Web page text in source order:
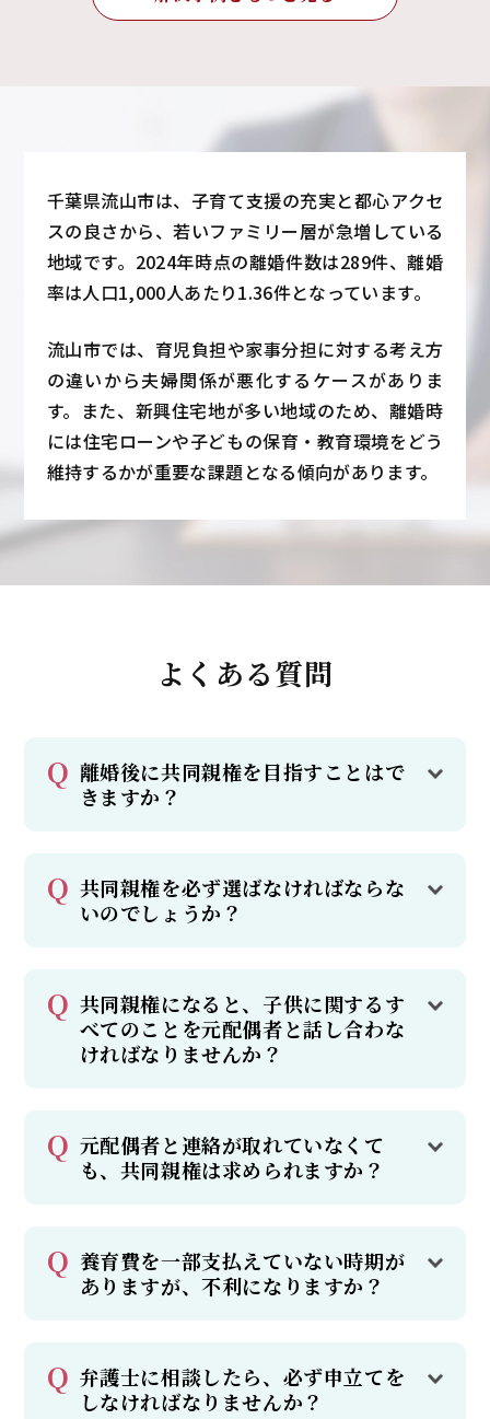
千葉県流山市は、子育て支援の充実と都心アクセ
スの良さから、若いファミリー層が急増している
地域です。2024年時点の離婚件数は289件、離婚
率は人口1,000人あたり1.36件となっています。
流山市では、育児負担や家事分担に対する考え方
の違いから夫婦関係が悪化するケースがありま
す。また、新興住宅地が多い地域のため、離婚時
には住宅ローンや子どもの保育・教育環境をどう
維持するかが重要な課題となる傾向があります。
よくある質問
離婚後に共同親権を目指すことはで
きますか？
共同親権を必ず選ばなければならな
いのでしょうか？
共同親権になると、子供に関するす
べてのことを元配偶者と話し合わな
ければなりませんか？
元配偶者と連絡が取れていなくて
も、共同親権は求められますか？
養育費を一部支払えていない時期が
ありますが、不利になりますか？
弁護士に相談したら、必ず申立てを
しなければなりませんか？